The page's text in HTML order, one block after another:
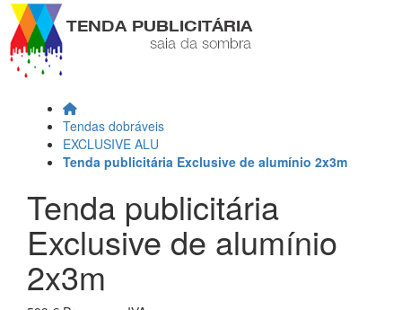
Tendas dobráveis
EXCLUSIVE ALU
Tenda publicitária Exclusive de alumínio 2x3m
Tenda publicitária
Exclusive de alumínio
2x3m